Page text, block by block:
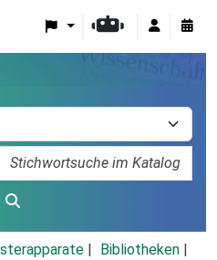
Bibliotheken